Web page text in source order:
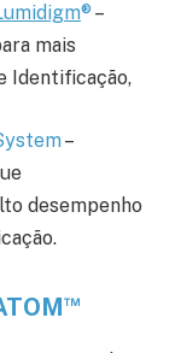
® –
mais
Identificação,
–
desempenho
™